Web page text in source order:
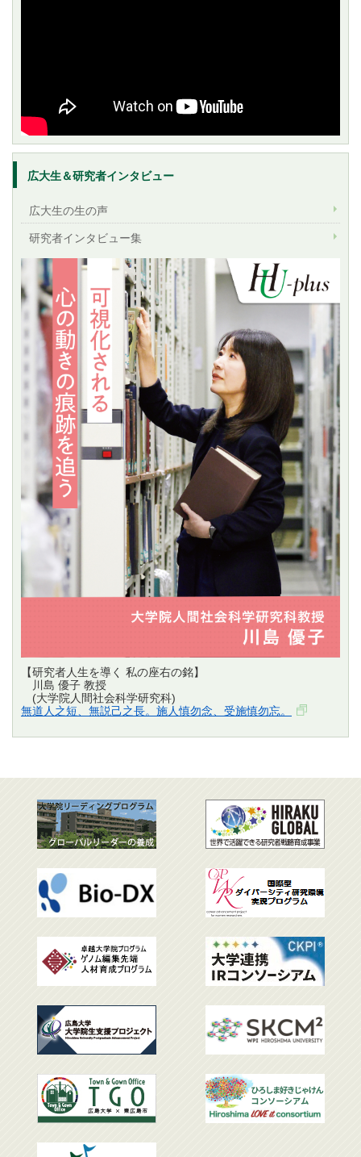
広大生＆研究者インタビュー
広大生の生の声
研究者インタビュー集
【研究者人生を導く 私の座右の銘】
川島 優子 教授
(大学院人間社会科学研究科)
無道人之短、無説己之長。施人慎勿念、受施慎勿忘。